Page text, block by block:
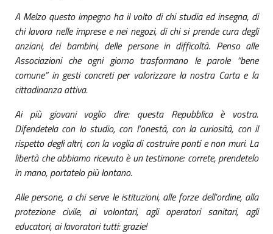
A Melzo questo impegno ha il volto di chi studia ed insegna, di
chi lavora nelle imprese e nei negozi, di chi si prende cura degli
anziani, dei bambini, delle persone in difficoltà. Penso alle
Associazioni che ogni giorno trasformano le parole “bene
comune” in gesti concreti per valorizzare la nostra Carta e la
cittadinanza attiva.
Ai più giovani voglio dire: questa Repubblica è vostra.
Difendetela con lo studio, con l’onestà, con la curiosità, con il
rispetto degli altri, con la voglia di costruire ponti e non muri. La
libertà che abbiamo ricevuto è un testimone: correte, prendetelo
in mano, portatelo più lontano.
Alle persone, a chi serve le istituzioni, alle forze dell’ordine, alla
protezione civile, ai volontari, agli operatori sanitari, agli
educatori, ai lavoratori tutti: grazie!